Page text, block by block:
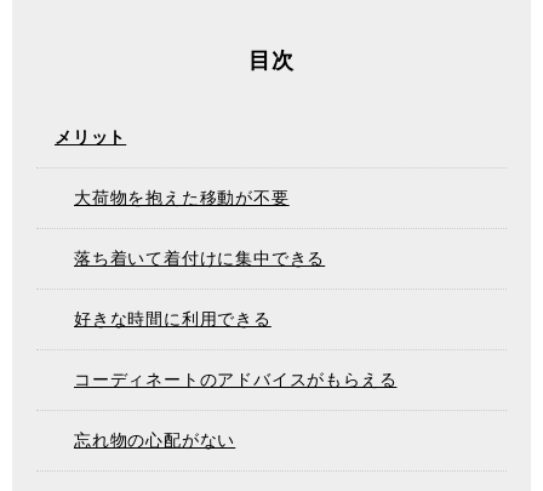
目次
メリット
大荷物を抱えた移動が不要
落ち着いて着付けに集中できる
好きな時間に利用できる
コーディネートのアドバイスがもらえる
忘れ物の心配がない